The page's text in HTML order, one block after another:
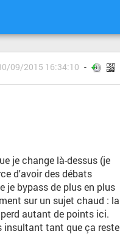
09/2015 16:34:10
je change là-dessus (je
d'avoir des débats
je bypass de plus en plus
sur un sujet chaud : la
autant de points ici.
insultant tant que ça reste